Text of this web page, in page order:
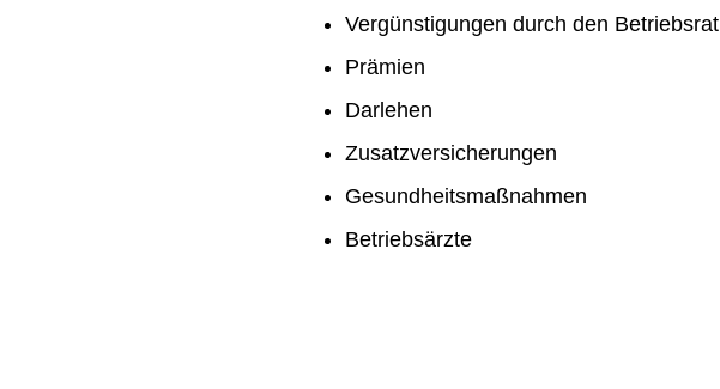
Vergünstigungen durch den Betriebsrat
Prämien
Darlehen
Zusatzversicherungen
Gesundheitsmaßnahmen
Betriebsärzte